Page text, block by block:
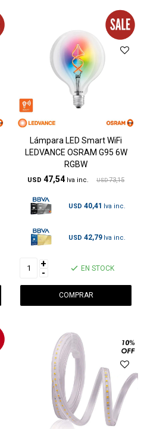
Lámpara LED Smart WiFi
LEDVANCE OSRAM G95 6W
RGBW
USD 47,54 USD 73,15
USD 40,41
USD 42,79
+
- EN STOCK